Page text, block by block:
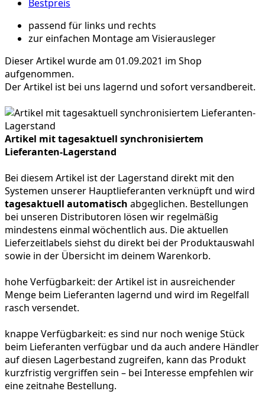
Bestpreis
passend für links und rechts
zur einfachen Montage am Visierausleger
Dieser Artikel wurde am 01.09.2021 im Shop
aufgenommen.
Der Artikel ist bei uns lagernd und sofort versandbereit.
Artikel mit tagesaktuell synchronisiertem
Lieferanten-Lagerstand
Bei diesem Artikel ist der Lagerstand direkt mit den
Systemen unserer Hauptlieferanten verknüpft und wird
tagesaktuell automatisch abgeglichen. Bestellungen
bei unseren Distributoren lösen wir regelmäßig
mindestens einmal wöchentlich aus. Die aktuellen
Lieferzeitlabels siehst du direkt bei der Produktauswahl
sowie in der Übersicht im deinem Warenkorb.
hohe Verfügbarkeit: der Artikel ist in ausreichender
Menge beim Lieferanten lagernd und wird im Regelfall
rasch versendet.
knappe Verfügbarkeit: es sind nur noch wenige Stück
beim Lieferanten verfügbar und da auch andere Händler
auf diesen Lagerbestand zugreifen, kann das Produkt
kurzfristig vergriffen sein – bei Interesse empfehlen wir
eine zeitnahe Bestellung.